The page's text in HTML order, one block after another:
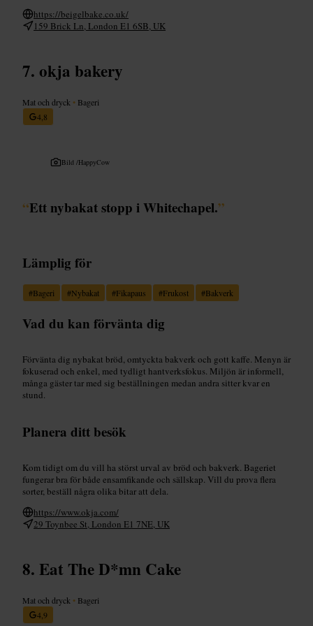
https://beigelbake.co.uk/
159 Brick Ln, London E1 6SB, UK
okja bakery
Mat och dryck • Bageri
4,8
Bild /HappyCow
“Ett nybakat stopp i Whitechapel.”
Lämplig för
#Bageri #Nybakat #Fikapaus #Frukost #Bakverk
Vad du kan förvänta dig
Förvänta dig nybakat bröd, omtyckta bakverk och gott kaffe. Menyn är
fokuserad och enkel, med tydligt hantverksfokus. Miljön är informell,
många gäster tar med sig beställningen medan andra sitter kvar en
stund.
Planera ditt besök
Kom tidigt om du vill ha störst urval av bröd och bakverk. Bageriet
fungerar bra för både ensamfikande och sällskap. Vill du prova flera
sorter, beställ några olika bitar att dela.
https://www.okja.com/
29 Toynbee St, London E1 7NE, UK
Eat The D*mn Cake
Mat och dryck • Bageri
4,9